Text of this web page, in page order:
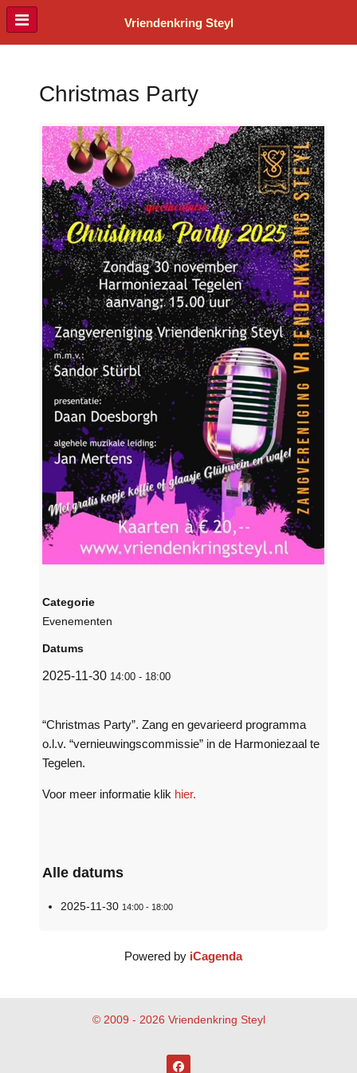
Vriendenkring Steyl
Christmas Party
Categorie
Evenementen
Datums
2025-11-30 14:00- 18:00
“Christmas Party”. Zang en gevarieerd programma
o.l.v. “vernieuwingscommissie” in de Harmoniezaal te
Tegelen.
Voor meer informatie klik hier.
Alle datums
2025-11-30 14:00 - 18:00
Powered by iCagenda
© 2009 - 2026 Vriendenkring Steyl